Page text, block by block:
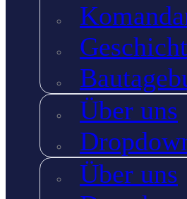
Über uns
Über uns